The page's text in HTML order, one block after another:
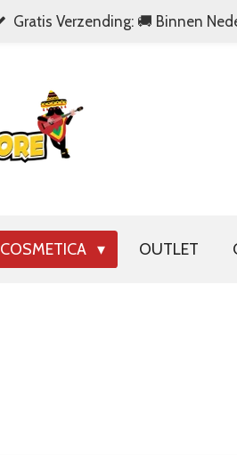
Gratis Verzending: 🚚 Binnen
COSMETICA OUTLET